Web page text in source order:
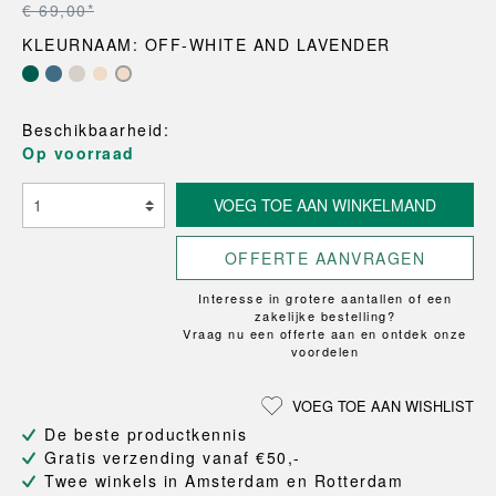
€ 69,00*
KLEURNAAM: OFF-WHITE AND LAVENDER
Beschikbaarheid:
Op voorraad
VOEG TOE AAN WINKELMAND
OFFERTE AANVRAGEN
Interesse in grotere aantallen of een
zakelijke bestelling?
Vraag nu een offerte aan en ontdek onze
voordelen
VOEG TOE AAN WISHLIST
De beste productkennis
Gratis verzending vanaf €50,-
Twee winkels in Amsterdam en Rotterdam